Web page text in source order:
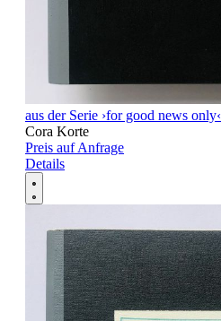
aus der Serie ›for good news only‹
Cora Korte
Preis auf Anfrage
Details